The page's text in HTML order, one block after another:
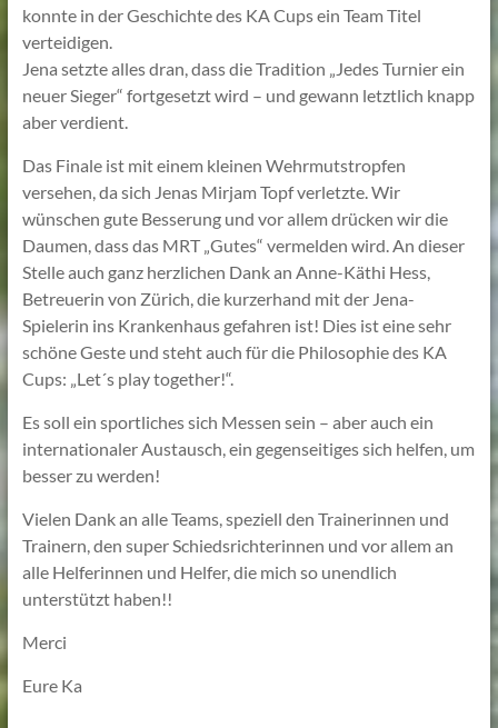
konnte in der Geschichte des KA Cups ein Team Titel
verteidigen.
Jena setzte alles dran, dass die Tradition „Jedes Turnier ein
neuer Sieger“ fortgesetzt wird – und gewann letztlich knapp
aber verdient.
Das Finale ist mit einem kleinen Wehrmutstropfen
versehen, da sich Jenas Mirjam Topf verletzte. Wir
wünschen gute Besserung und vor allem drücken wir die
Daumen, dass das MRT „Gutes“ vermelden wird. An dieser
Stelle auch ganz herzlichen Dank an Anne-Käthi Hess,
Betreuerin von Zürich, die kurzerhand mit der Jena-
Spielerin ins Krankenhaus gefahren ist! Dies ist eine sehr
schöne Geste und steht auch für die Philosophie des KA
Cups: „Let´s play together!“.
Es soll ein sportliches sich Messen sein – aber auch ein
internationaler Austausch, ein gegenseitiges sich helfen, um
besser zu werden!
Vielen Dank an alle Teams, speziell den Trainerinnen und
Trainern, den super Schiedsrichterinnen und vor allem an
alle Helferinnen und Helfer, die mich so unendlich
unterstützt haben!!
Merci
Eure Ka